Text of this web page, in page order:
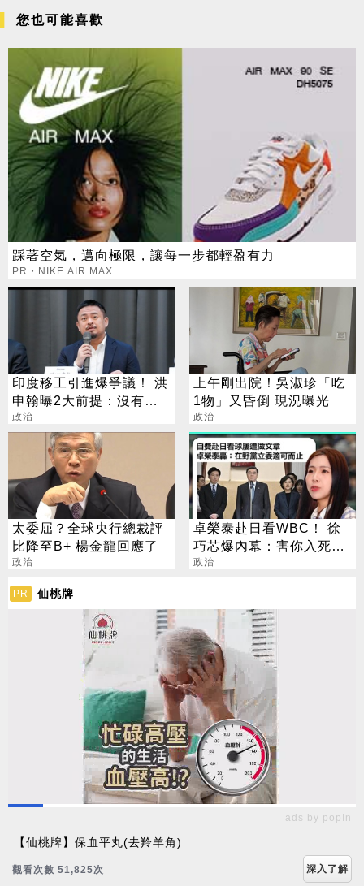
您也可能喜歡
踩著空氣，邁向極限，讓每一步都輕盈有力
PR・NIKE AIR MAX
印度移工引進爆爭議！ 洪
申翰曝2大前提：沒有時
間表
政治
上午剛出院！吳淑珍「吃
1物」又昏倒 現況曝光
政治
太委屈？全球央行總裁評
比降至B+ 楊金龍回應了
政治
卓榮泰赴日看WBC！ 徐
巧芯爆內幕：害你入死局
的是自己人
政治
PR 仙桃牌
ads by popIn
【仙桃牌】保血平丸(去羚羊角)
觀看次數 51,830次 深入了解